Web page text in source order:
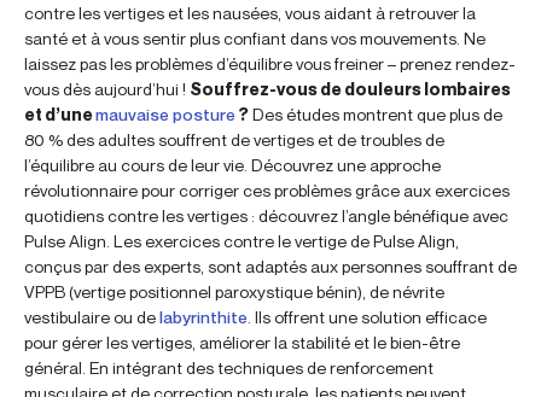
contre les vertiges et les nausées, vous aidant à retrouver la
santé et à vous sentir plus confiant dans vos mouvements. Ne
laissez pas les problèmes d’équilibre vous freiner – prenez rendez-
vous dès aujourd’hui ! Souffrez-vous de douleurs lombaires
et d’unemauvaise posture ?Des études montrent que plus de
80 % des adultes souffrent de vertiges et de troubles de
l’équilibre au cours de leur vie. Découvrez une approche
révolutionnaire pour corriger ces problèmes grâce aux exercices
quotidiens contre les vertiges : découvrez l’angle bénéfique avec
Pulse Align. Les exercices contre le vertige de Pulse Align,
conçus par des experts, sont adaptés aux personnes souffrant de
VPPB (vertige positionnel paroxystique bénin), de névrite
vestibulaire ou delabyrinthite . Ils offrent une solution efficace
pour gérer les vertiges, améliorer la stabilité et le bien-être
général. En intégrant des techniques de renforcement
musculaire et de correction posturale, les patients peuvent